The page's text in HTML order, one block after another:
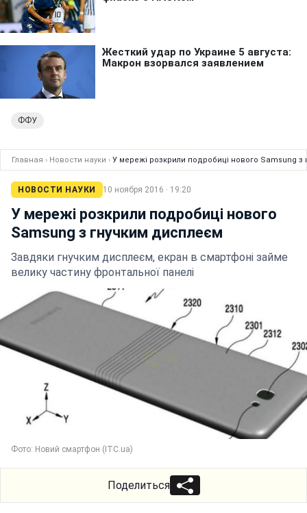
ФФУ
Главная › Новости науки › У мережі розкрили подробиці нового Samsung з
НОВОСТИ НАУКИ 10 ноября 2016 · 19:20
У мережі розкрили подробиці нового
Samsung з гнучким дисплеєм
Завдяки гнучким дисплеєм, екран в смартфоні займе
велику частину фронтальної панелі
Фото: Новий смартфон (ITC.ua)
Поделиться